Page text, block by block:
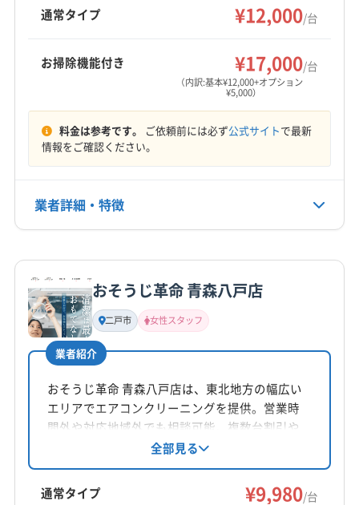
三戸郡五戸町
三戸郡田子町
上北郡七戸町
上北郡東北町
上北郡野辺地町
上北郡六戸町
東津軽郡平内町
(岩手県) 九戸郡洋野町
(岩手県) 二戸市
定休日
月・火
0176-25-1826
通常タイプ ¥12,000/台
お掃除機能付き ¥17,000/台
（内訳:基本¥12,000+オプション
¥5,000）
料金は参考です。 ご依頼前には必ず公式サイトで最新
情報をご確認ください。
業者詳細・特徴
基本情報
代表者名
中川裕之
所在地
秋田県鹿角郡小坂町荒谷字上ノ平27-10
対応地域
五所川原市 弘前市
青森市
平川市 三戸郡田子町
南津軽郡大鰐町
南津軽郡田舎館村
北津軽郡鶴田町
おそうじ革命 青森八戸店
二戸市 女性スタッフ
業者紹介
おそうじ革命 青森八戸店は、東北地方の幅広い
エリアでエアコンクリーニングを提供。営業時
間外や対応地域外でも相談可能。複数台割引や
消臭抗菌コートなどのオプションも用意。徹底
した研修を受けたスタッフが、家庭用から店
舗・施設まで対応します。女性スタッフ同行も
全部見る
通常タイプ ¥9,980/台